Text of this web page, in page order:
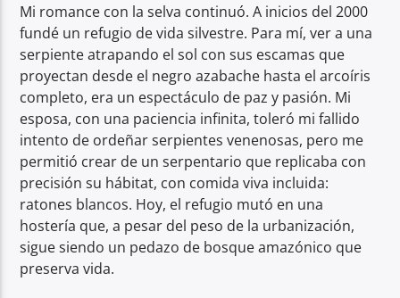
Mi romance con la selva continuó. A inicios del 2000
fundé un refugio de vida silvestre. Para mí, ver a una
serpiente atrapando el sol con sus escamas que
proyectan desde el negro azabache hasta el arcoíris
completo, era un espectáculo de paz y pasión. Mi
esposa, con una paciencia infinita, toleró mi fallido
intento de ordeñar serpientes venenosas, pero me
permitió crear de un serpentario que replicaba con
precisión su hábitat, con comida viva incluida:
ratones blancos. Hoy, el refugio mutó en una
hostería que, a pesar del peso de la urbanización,
sigue siendo un pedazo de bosque amazónico que
preserva vida.